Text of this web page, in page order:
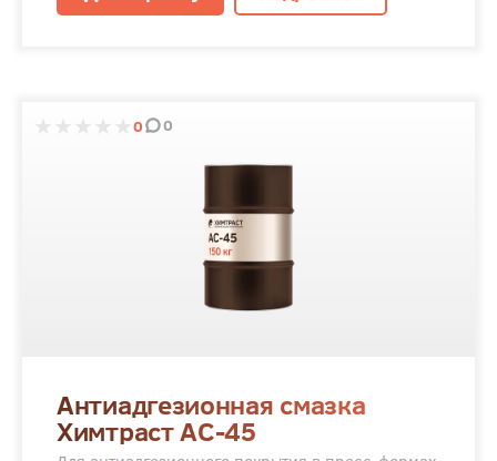
0 0
Антиадгезионная смазка
Химтраст АС-45